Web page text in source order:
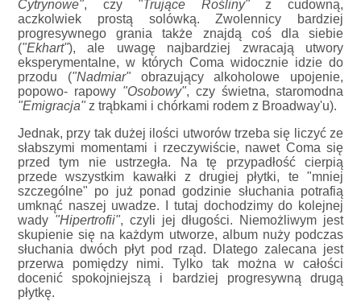
Cytrynowe", czy "Trujące Rośliny"z cudowną,
aczkolwiek prostą solówką. Zwolennicy bardziej
progresywnego grania także znajdą coś dla siebie
("Ekhart"), ale uwagę najbardziej zwracają utwory
eksperymentalne, w których Coma widocznie idzie do
przodu ("Nadmiar"obrazujący alkoholowe upojenie,
popowo- rapowy "Osobowy", czy świetna, staromodna
"Emigracja"z trąbkami i chórkami rodem z Broadway'u).
Jednak, przy tak dużej ilości utworów trzeba się liczyć ze
słabszymi momentami i rzeczywiście, nawet Coma się
przed tym nie ustrzegła. Na tę przypadłość cierpią
przede wszystkim kawałki z drugiej płytki, te "mniej
szczególne" po już ponad godzinie słuchania potrafią
umknąć naszej uwadze. I tutaj dochodzimy do kolejnej
wady "Hipertrofii", czyli jej długości. Niemożliwym jest
skupienie się na każdym utworze, album nuży podczas
słuchania dwóch płyt pod rząd. Dlatego zalecana jest
przerwa pomiędzy nimi. Tylko tak można w całości
docenić spokojniejszą i bardziej progresywną drugą
płytkę.